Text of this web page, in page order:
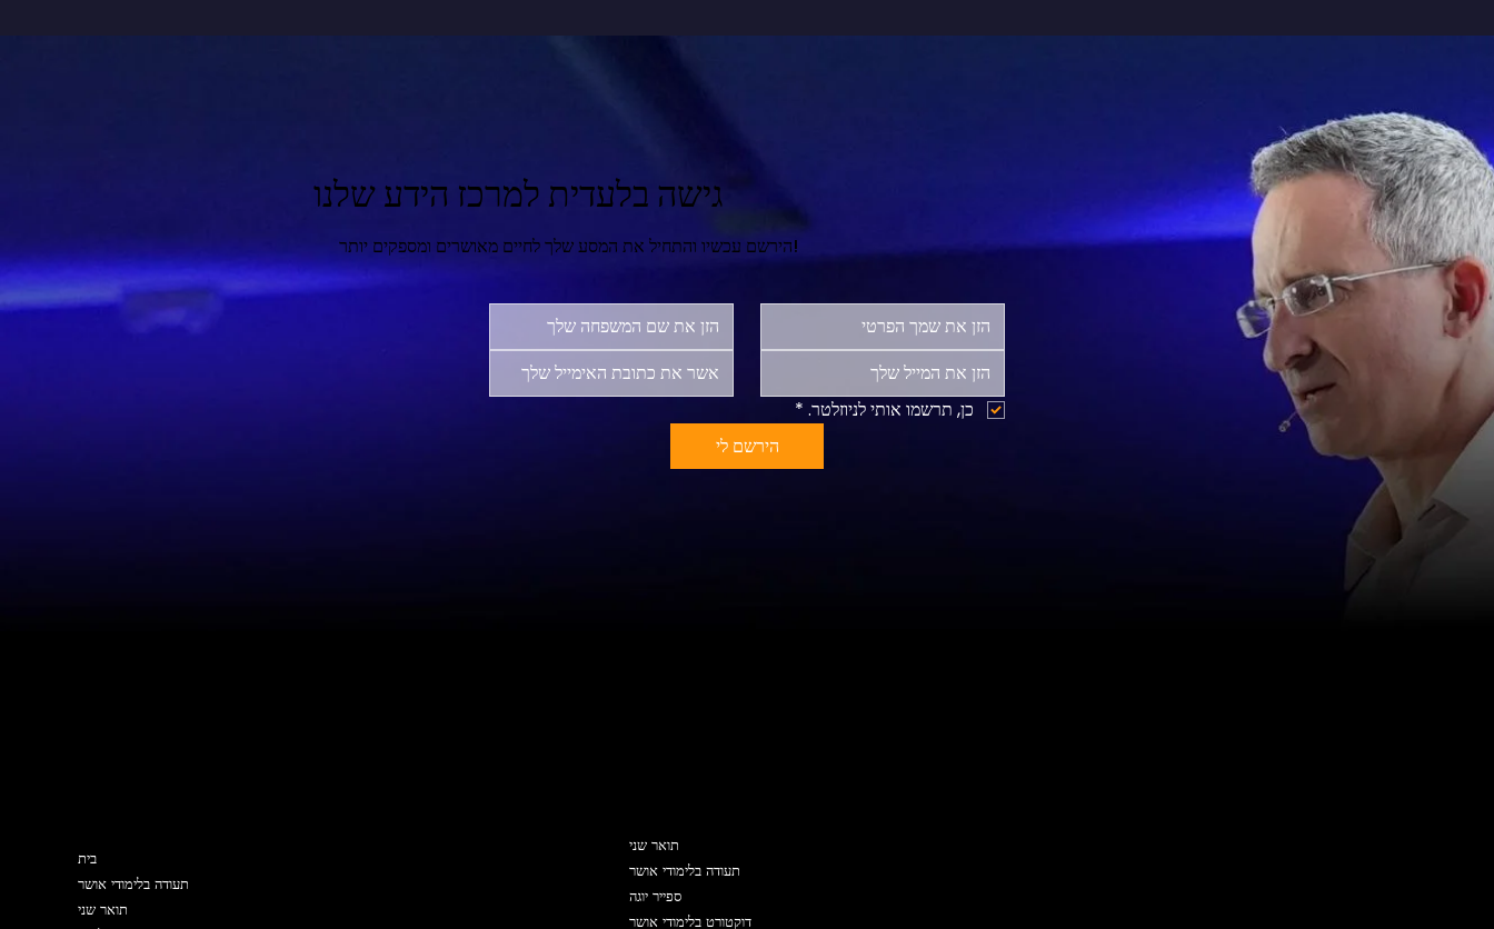
גישה בלעדית למרכז הידע שלנו
הירשם עכשיו והתחיל את המסע שלך לחיים מאושרים ומספקים יותר!
כן, תרשמו אותי לניוזלטר. *
הירשם לי
בית
תעודה בלימודי אושר
תואר שני
תואר שני
תעודה בלימודי אושר
ספייר יוגה
דוקטורט בלימודי אושר